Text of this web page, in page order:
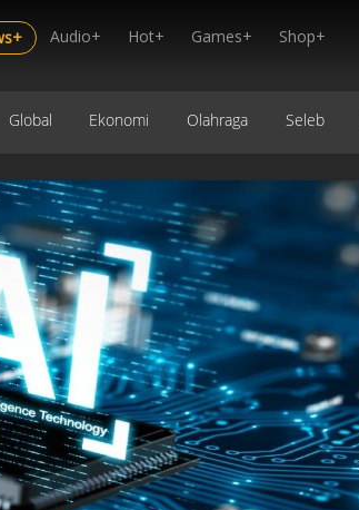
Audio+ Hot+ Games+ Shop+
Global Ekonomi Olahraga Seleb